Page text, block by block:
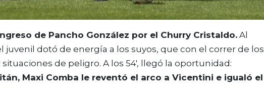
de Pancho González por el Churry Cristaldo. Al
juvenil dotó de energía a los suyos, que con el correr de los
de peligro. A los 54′, llegó la oportunidad:
Maxi Comba le reventó el arco a Vicentini e igualó el